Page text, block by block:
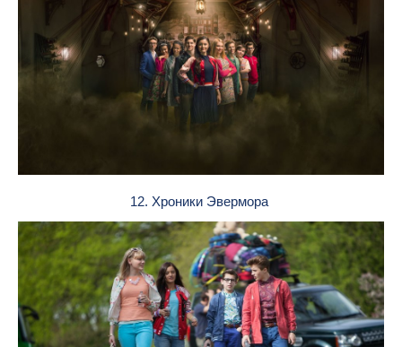
12. Хроники Эвермора